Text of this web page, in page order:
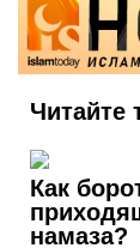
Читайте
Как
намаза?